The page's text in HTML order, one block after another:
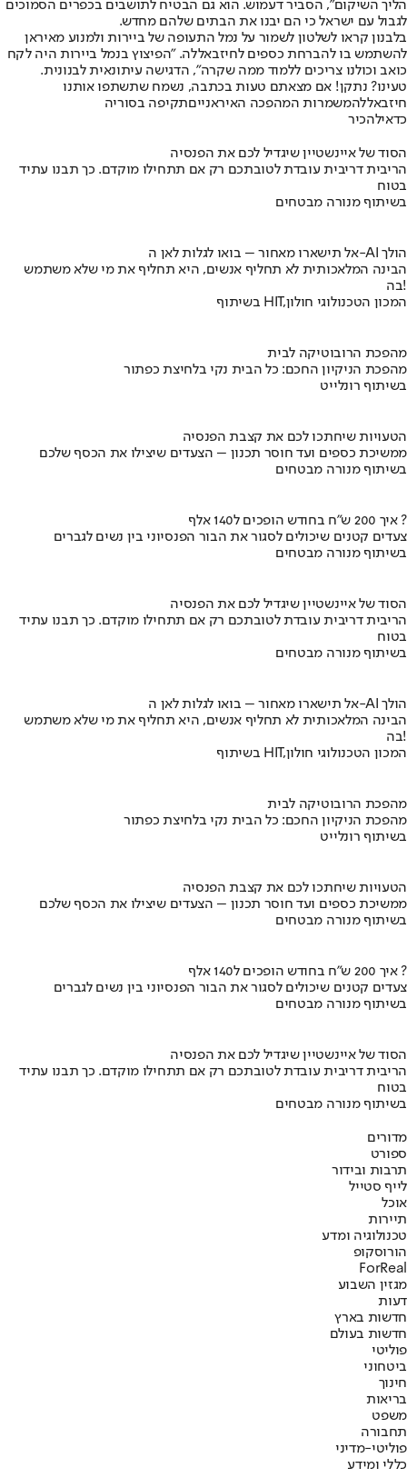
הליך השיקום", הסביר דעמוש. הוא גם הבטיח לתושבים בכפרים הסמוכים
לגבול עם ישראל כי הם יבנו את הבתים שלהם מחדש.
בלבנון קראו לשלטון לשמור על נמל התעופה של ביירות ולמנוע מאיראן
להשתמש בו להברחת כספים לחיזבאללה. "הפיצוץ בנמל ביירות היה לקח
כואב וכולנו צריכים ללמוד ממה שקרה", הדגישה עיתונאית לבנונית.
טעינו? נתקן! אם מצאתם טעות בכתבה, נשמח שתשתפו אותנו
חיזבאללהמשמרות המהפכה האיראנייםתקיפה בסוריה
כדאילהכיר
הסוד של איינשטיין שיגדיל לכם את הפנסיה
הריבית דריבית עובדת לטובתכם רק אם תתחילו מוקדם. כך תבנו עתיד
בטוח
בשיתוף מנורה מבטחים
אל תישארו מאחור – בואו לגלות לאן ה-AI הולך
הבינה המלאכותית לא תחליף אנשים, היא תחליף את מי שלא משתמש
בה!
בשיתוף HIT,המכון הטכנולוגי חולון
מהפכת הרובוטיקה לבית
מהפכת הניקיון החכם: כל הבית נקי בלחיצת כפתור
בשיתוף רונלייט
הטעויות שיחתכו לכם את קצבת הפנסיה
ממשיכת כספים ועד חוסר תכנון – הצעדים שיצילו את הכסף שלכם
בשיתוף מנורה מבטחים
איך 200 ש"ח בחודש הופכים ל140 אלף ?
צעדים קטנים שיכולים לסגור את הבור הפנסיוני בין נשים לגברים
בשיתוף מנורה מבטחים
הסוד של איינשטיין שיגדיל לכם את הפנסיה
הריבית דריבית עובדת לטובתכם רק אם תתחילו מוקדם. כך תבנו עתיד
בטוח
בשיתוף מנורה מבטחים
אל תישארו מאחור – בואו לגלות לאן ה-AI הולך
הבינה המלאכותית לא תחליף אנשים, היא תחליף את מי שלא משתמש
בה!
בשיתוף HIT,המכון הטכנולוגי חולון
מהפכת הרובוטיקה לבית
מהפכת הניקיון החכם: כל הבית נקי בלחיצת כפתור
בשיתוף רונלייט
הטעויות שיחתכו לכם את קצבת הפנסיה
ממשיכת כספים ועד חוסר תכנון – הצעדים שיצילו את הכסף שלכם
בשיתוף מנורה מבטחים
איך 200 ש"ח בחודש הופכים ל140 אלף ?
צעדים קטנים שיכולים לסגור את הבור הפנסיוני בין נשים לגברים
בשיתוף מנורה מבטחים
הסוד של איינשטיין שיגדיל לכם את הפנסיה
הריבית דריבית עובדת לטובתכם רק אם תתחילו מוקדם. כך תבנו עתיד
בטוח
בשיתוף מנורה מבטחים
מדורים
ספורט
תרבות ובידור
לייף סטייל
אוכל
תיירות
טכנולוגיה ומדע
הורוסקופ
ForReal
מגזין השבוע
דעות
חדשות בארץ
חדשות בעולם
פוליטי
ביטחוני
חינוך
בריאות
משפט
תחבורה
פוליטי-מדיני
כללי ומידע